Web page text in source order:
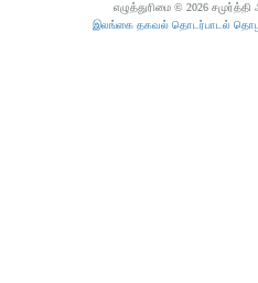
எழுத்துரிமை © 2026
இலங்கை தகவல் தொடர்பாடல்